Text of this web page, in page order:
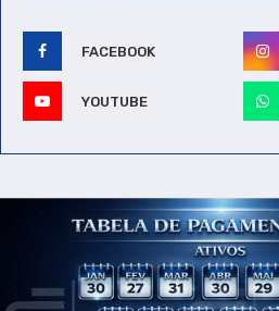
FACEBOOK
YOUTUBE